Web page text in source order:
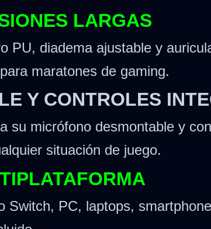
LARGAS
PU, diadema ajustable y
maratones de gaming.
Y CONTROLES
su micrófono desmontable y
situación de juego.
Switch, PC, laptops,